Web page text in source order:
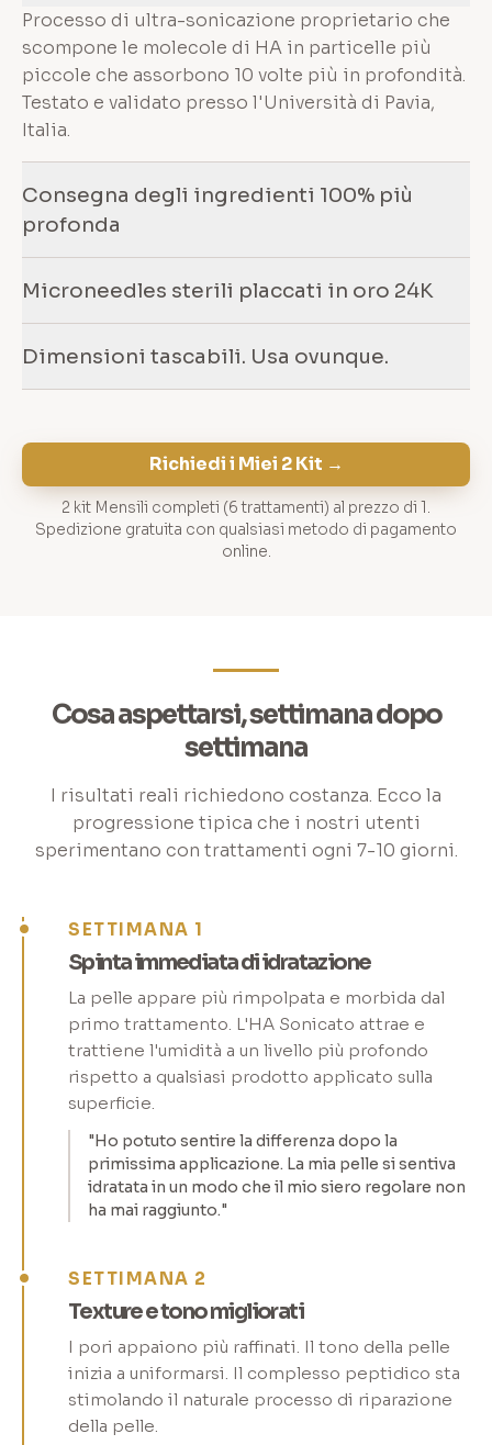
Processo di ultra-sonicazione proprietario che
scompone le molecole di HA in particelle più
piccole che assorbono 10 volte più in profondità.
Testato e validato presso l'Università di Pavia,
Italia.
Consegna degli ingredienti 100% più
profonda
Microneedles sterili placcati in oro 24K
Dimensioni tascabili. Usa ovunque.
Richiedi i Miei 2 Kit →
2 kit Mensili completi (6 trattamenti) al prezzo di 1.
Spedizione gratuita con qualsiasi metodo di pagamento
online.
Cosa aspettarsi, settimana dopo
settimana
I risultati reali richiedono costanza. Ecco la
progressione tipica che i nostri utenti
sperimentano con trattamenti ogni 7-10 giorni.
SETTIMANA 1
Spinta immediata di idratazione
La pelle appare più rimpolpata e morbida dal
primo trattamento. L'HA Sonicato attrae e
trattiene l'umidità a un livello più profondo
rispetto a qualsiasi prodotto applicato sulla
superficie.
"Ho potuto sentire la differenza dopo la
primissima applicazione. La mia pelle si sentiva
idratata in un modo che il mio siero regolare non
ha mai raggiunto."
SETTIMANA 2
Texture e tono migliorati
I pori appaiono più raffinati. Il tono della pelle
inizia a uniformarsi. Il complesso peptidico sta
stimolando il naturale processo di riparazione
della pelle.